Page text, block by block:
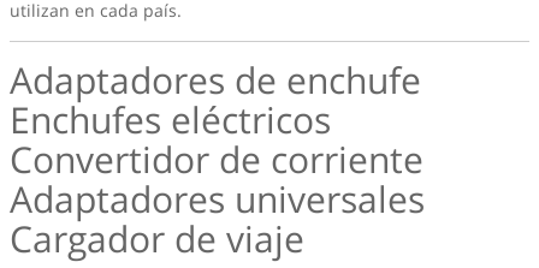
utilizan en cada país.
Adaptadores de enchufe
Enchufes eléctricos
Convertidor de corriente
Adaptadores universales
Cargador de viaje